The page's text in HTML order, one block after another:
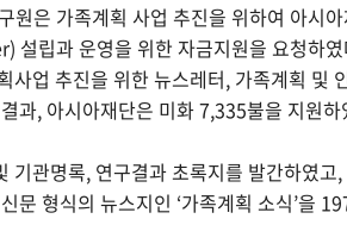
원은 가족계획 사업 추진을 위하여 아시
립과 운영을 위한 자금지원을 요청하였
사업 추진을 위한 뉴스레터, 가족계획 및
과, 아시아재단은 미화 7,335불을 지원
기관명록, 연구결과 초록지를 발간하였
문 형식의 뉴스지인 ‘가족계획 소식’을